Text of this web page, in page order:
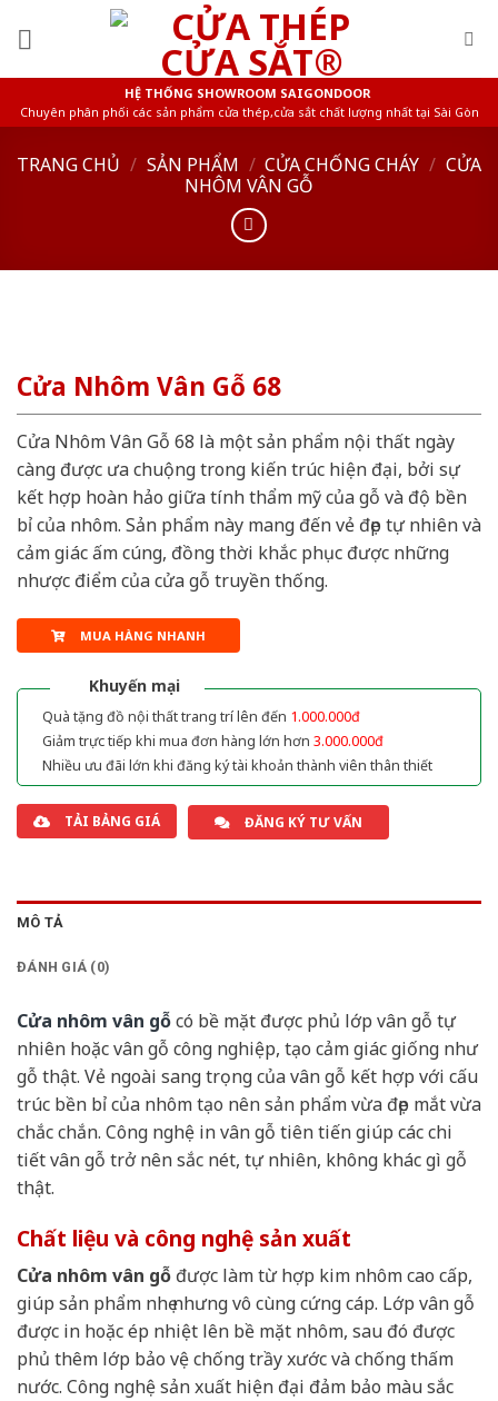
HỆ THỐNG SHOWROOM SAIGONDOOR
Chuyên phân phối các sản phẩm cửa thép,cửa sắt chất lượng nhất tại Sài Gòn
TRANG CHỦ / SẢN PHẨM / CỬA CHỐNG CHÁY / CỬA
NHÔM VÂN GỖ
Cửa Nhôm Vân Gỗ 68
Cửa Nhôm Vân Gỗ 68 là một sản phẩm nội thất ngày
càng được ưa chuộng trong kiến trúc hiện đại, bởi sự
kết hợp hoàn hảo giữa tính thẩm mỹ của gỗ và độ bền
bỉ của nhôm. Sản phẩm này mang đến vẻ đẹp tự nhiên và
cảm giác ấm cúng, đồng thời khắc phục được những
nhược điểm của cửa gỗ truyền thống.
MUA HÀNG NHANH
Khuyến mại
Quà tặng đồ nội thất trang trí lên đến 1.000.000đ
Giảm trực tiếp khi mua đơn hàng lớn hơn 3.000.000đ
Nhiều ưu đãi lớn khi đăng ký tài khoản thành viên thân thiết
TẢI BẢNG GIÁ ĐĂNG KÝ TƯ VẤN
MÔ TẢ
ĐÁNH GIÁ (0)
Cửa nhôm vân gỗcó bề mặt được phủ lớp vân gỗ tự
nhiên hoặc vân gỗ công nghiệp, tạo cảm giác giống như
gỗ thật. Vẻ ngoài sang trọng của vân gỗ kết hợp với cấu
trúc bền bỉ của nhôm tạo nên sản phẩm vừa đẹp mắt vừa
chắc chắn. Công nghệ in vân gỗ tiên tiến giúp các chi
tiết vân gỗ trở nên sắc nét, tự nhiên, không khác gì gỗ
thật.
Chất liệu và công nghệ sản xuất
Cửa nhôm vân gỗ được làm từ hợp kim nhôm cao cấp,
giúp sản phẩm nhẹ nhưng vô cùng cứng cáp. Lớp vân gỗ
được in hoặc ép nhiệt lên bề mặt nhôm, sau đó được
phủ thêm lớp bảo vệ chống trầy xước và chống thấm
nước. Công nghệ sản xuất hiện đại đảm bảo màu sắc